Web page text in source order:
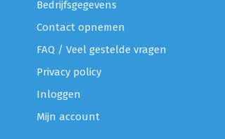
Bedrijfsgegevens
Contact opnemen
FAQ / Veel gestelde vragen
Privacy policy
Inloggen
Mijn account